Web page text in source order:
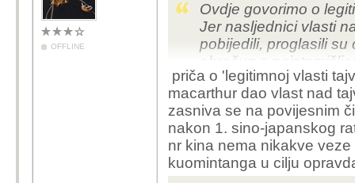
OFFLINE
Ovdje govorimo o
Jer nasljednici vlasti
pobijedili, proglasili su
obračun s
imaju?
priča o 'legitimnoj vlasti
macarthur dao vlast nad
zasniva se na povijesnim
nakon 1. sino-japanskog
nr kina nema nikakve
kuomintanga u cilju